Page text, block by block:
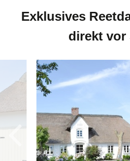
Exklusives
direkt vor